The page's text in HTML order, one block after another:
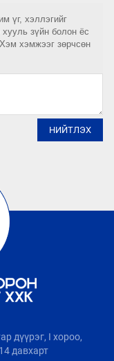
үг, хэллэгийг
зүйн болон ёс
хэмжээг зөрчсөн
НИЙТЛЭХ
дүүрэг, I хороо,
давхарт